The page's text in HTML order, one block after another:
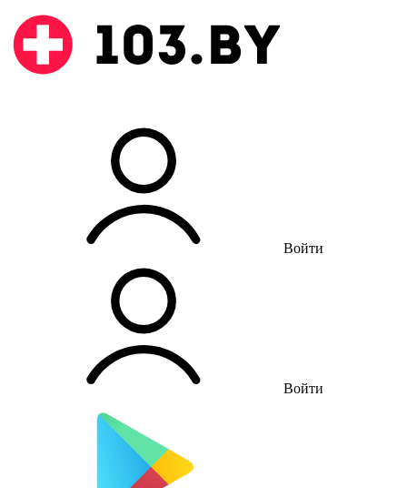
Войти
Войти